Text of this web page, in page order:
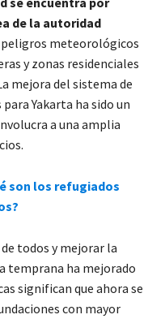
de la autoridad
peligros meteorológicos
y zonas residenciales
mejora del sistema de
Yakarta ha sido un
a una amplia
son los refugiados
todos y mejorar la
temprana ha mejorado
significan que ahora se
con mayor